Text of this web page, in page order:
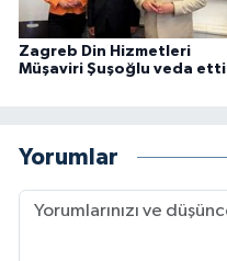
Zagreb Din Hizmetleri
Müşaviri Şuşoğlu veda etti
Yorumlar